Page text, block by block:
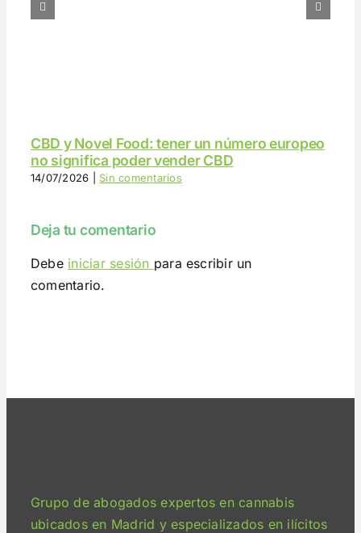
CBD y Novel Food: tener un número europeo
no significa poder vender CBD
14/07/2026 Sin comentarios
Deja tu comentario
Debe iniciar sesión para escribir un
comentario.
Grupo de abogados expertos en cannabis
ubicados en Madrid y especializados en ilícitos